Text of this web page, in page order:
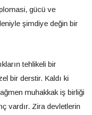
gücü ve
şimdiye değin bir
tehlikeli bir
bir derstir. Kaldı ki
muhakkak iş birliği
vardır. Zira devletlerin